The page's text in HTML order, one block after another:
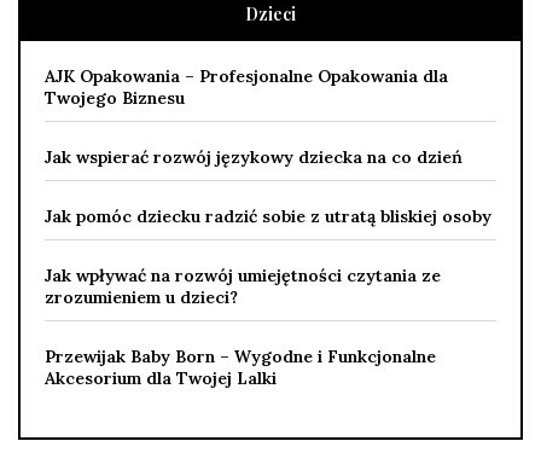
Dzieci
AJK Opakowania – Profesjonalne Opakowania dla
Twojego Biznesu
Jak wspierać rozwój językowy dziecka na co dzień
Jak pomóc dziecku radzić sobie z utratą bliskiej osoby
Jak wpływać na rozwój umiejętności czytania ze
zrozumieniem u dzieci?
Przewijak Baby Born – Wygodne i Funkcjonalne
Akcesorium dla Twojej Lalki